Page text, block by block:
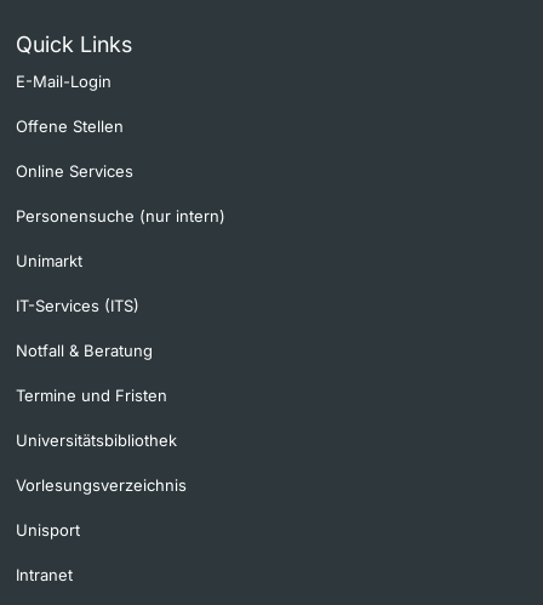
Quick Links
E-Mail-Login
Offene Stellen
Online Services
Personensuche (nur intern)
Unimarkt
IT-Services (ITS)
Notfall & Beratung
Termine und Fristen
Universitätsbibliothek
Vorlesungsverzeichnis
Unisport
Intranet